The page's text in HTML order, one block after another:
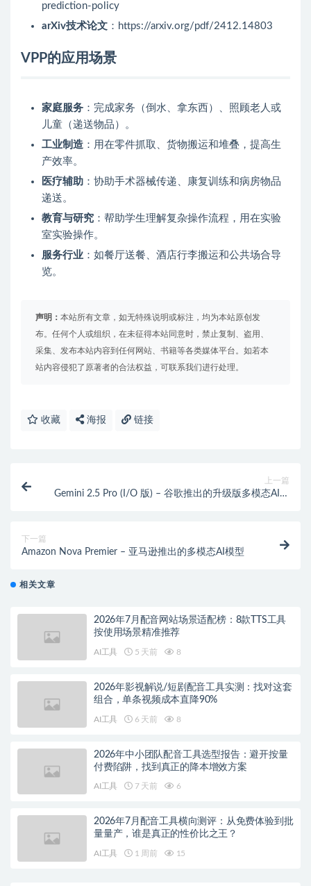
prediction-policy
arXiv技术论文 ：https://arxiv.org/pdf/2412.14803
VPP的应用场景
家庭服务 ：完成家务（倒水、拿东西）、照顾老人或
儿童（递送物品）。
工业制造 ：用在零件抓取、货物搬运和堆叠，提高生
产效率。
医疗辅助 ：协助手术器械传递、康复训练和病房物品
递送。
教育与研究 ：帮助学生理解复杂操作流程，用在实验
室实验操作。
服务行业 ：如餐厅送餐、酒店行李搬运和公共场合导
览。
声明： 本站所有文章，如无特殊说明或标注，均为本站原创发
布。任何个人或组织，在未征得本站同意时，禁止复制、盗用、
采集、发布本站内容到任何网站、书籍等各类媒体平台。如若本
站内容侵犯了原著者的合法权益，可联系我们进行处理。
收藏 海报 链接
上一篇
Gemini 2.5 Pro (I/O 版) – 谷歌推出的升级版多模态AI模
下一篇
Amazon Nova Premier – 亚马逊推出的多模态AI模型
相关文章
2026年7月配音网站场景适配榜：8款TTS工具
按使用场景精准推荐
AI工具 5 天前 8
2026年影视解说/短剧配音工具实测：找对这套
组合，单条视频成本直降90%
AI工具 6 天前 8
2026年中小团队配音工具选型报告：避开按量
付费陷阱，找到真正的降本增效方案
AI工具 7 天前 6
2026年7月配音工具横向测评：从免费体验到批
量量产，谁是真正的性价比之王？
AI工具 1 周前 15